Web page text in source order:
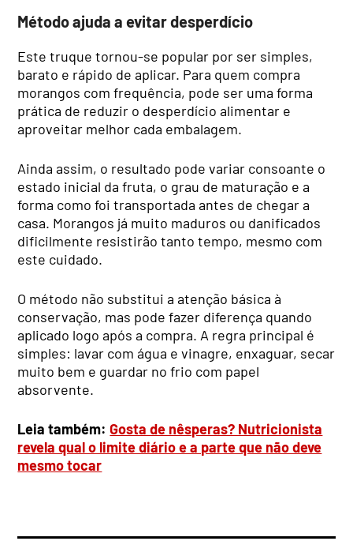
Método ajuda a evitar desperdício
Este truque tornou-se popular por ser simples,
barato e rápido de aplicar. Para quem compra
morangos com frequência, pode ser uma forma
prática de reduzir o desperdício alimentar e
aproveitar melhor cada embalagem.
Ainda assim, o resultado pode variar consoante o
estado inicial da fruta, o grau de maturação e a
forma como foi transportada antes de chegar a
casa. Morangos já muito maduros ou danificados
dificilmente resistirão tanto tempo, mesmo com
este cuidado.
O método não substitui a atenção básica à
conservação, mas pode fazer diferença quando
aplicado logo após a compra. A regra principal é
simples: lavar com água e vinagre, enxaguar, secar
muito bem e guardar no frio com papel
absorvente.
Leia também:Gosta de nêsperas? Nutricionista
revela qual o limite diário e a parte que não deve
mesmo tocar